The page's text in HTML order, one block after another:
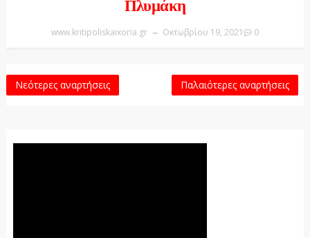
Πλυμάκη
www.kritipoliskaixoria.gr Οκτωβρίου 19, 2021 0
Νεότερες αναρτήσεις Παλαιότερες αναρτήσεις